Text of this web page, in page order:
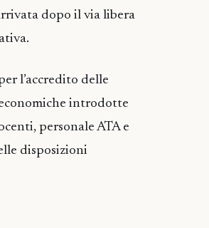
dopo il via libera
l’accredito delle
introdotte
personale ATA e
disposizioni